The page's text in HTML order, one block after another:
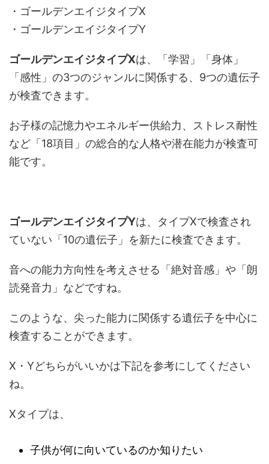
・ゴールデンエイジタイプX
・ゴールデンエイジタイプY
ゴールデンエイジタイプXは、「学習」「身体」
「感性」の3つのジャンルに関係する、9つの遺伝子
が検査できます。
お子様の記憶力やエネルギー供給力、ストレス耐性
など「18項目」の総合的な人格や潜在能力が検査可
能です。
ゴールデンエイジタイプYは、タイプXで検査され
ていない「10の遺伝子」を新たに検査できます。
音への能力方向性を考えさせる「絶対音感」や「朗
読発音力」などですね。
このような、尖った能力に関係する遺伝子を中心に
検査することができます。
X・Yどちらがいいかは下記を参考にしてください
ね。
Xタイプは、
子供が何に向いているのか知りたい